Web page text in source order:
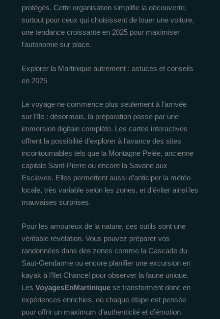
protégés. Cette organisation simplifie la découverte,
surtout pour ceux qui choisissent de louer une voiture,
une tendance croissante en 2025 pour maximiser
l’autonomie sur place.
Explorer la Martinique autrement : astuces et conseils
en 2025
Le voyage ne commence plus seulement à l’arrivée
sur l’île : désormais, la préparation passe par une
immersion digitale complète. Les cartes interactives
offrent la possibilité d’explorer à l’avance des sites
incontournables tels que la Montagne Pelée, ancienne
capitale Saint-Pierre ou encore la Savane aux
Esclaves. Elles permettent aussi d’anticiper la météo
locale, très variable selon les zones, et d’éviter ainsi les
mauvaises surprises.
Pour les amoureux de la nature, ces outils sont une
véritable révélation. Vous pouvez préparer vos
randonnées dans des zones comme la Cascade du
Saut-Gendarme ou encore planifier une excursion en
kayak à l’îlet Chancel pour observer la faune unique.
Les VoyagesEnMartinique se transforment donc en
expériences enrichies, où chaque étape est pensée
pour offrir un maximum d’authenticité et d’émotion.